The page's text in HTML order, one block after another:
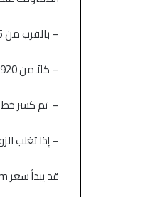
– بالقرب من 1،875 دولارًا ، تحافظ Ethereum على الدعم المهم.
– كلاً من 1،920 دولارًا أمريكيًا والمتوسط المتحرك البسيط لمدة 100 ساعة يتم تداولهما تحت السعر.
– تم كسر خط
– إذا تغلب الزوج على
قد يبدأ سعر Ethereum في الارتفاع مرة أخرى.